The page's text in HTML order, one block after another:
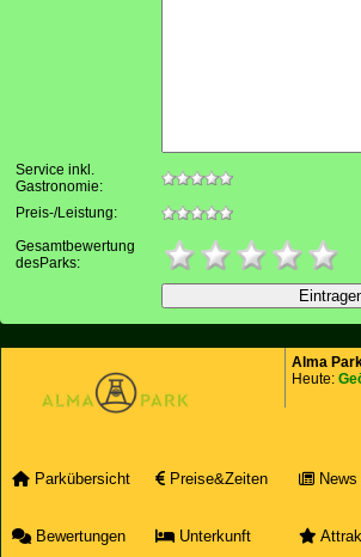
Service inkl.
Gastronomie:
Preis-/Leistung:
Gesamtbewertung
desParks:
Alma
Heute:
Parkübersicht Preise&Zeiten News
Bewertungen Unterkunft